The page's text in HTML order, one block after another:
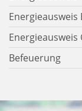
Energieausweis
Befeuerung